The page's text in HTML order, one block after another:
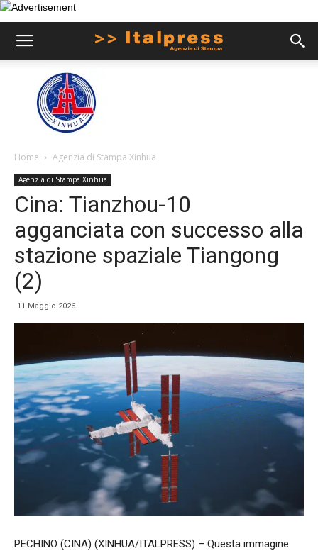
Home Agenzia di Stampa Xinhua
Agenzia di Stampa Xinhua
Cina: Tianzhou-10
agganciata con successo alla
stazione spaziale Tiangong
(2)
11 Maggio 2026
PECHINO (CINA) (XINHUA/ITALPRESS) – Questa immagine